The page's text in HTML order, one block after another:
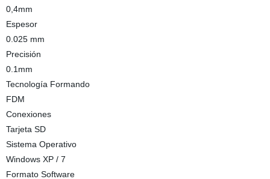
0,4mm
Espesor
0.025 mm
Precisión
0.1mm
Tecnología Formando
FDM
Conexiones
Tarjeta SD
Sistema Operativo
Windows XP / 7
Formato Software